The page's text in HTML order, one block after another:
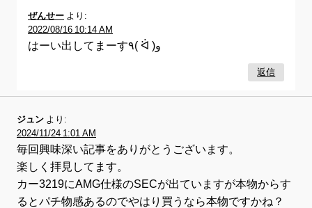
ぜんせー より:
2022/08/16 10:14 AM
はーい出してまーす٩( ᐛ )و
返信
ジュン より:
2024/11/24 1:01 AM
毎回興味深い記事をありがとうございます。
楽しく拝見してます。
カー3219にAMG仕様のSECが出ていますが本物からす
るとパチ物感あるのでやはり買うなら本物ですかね？